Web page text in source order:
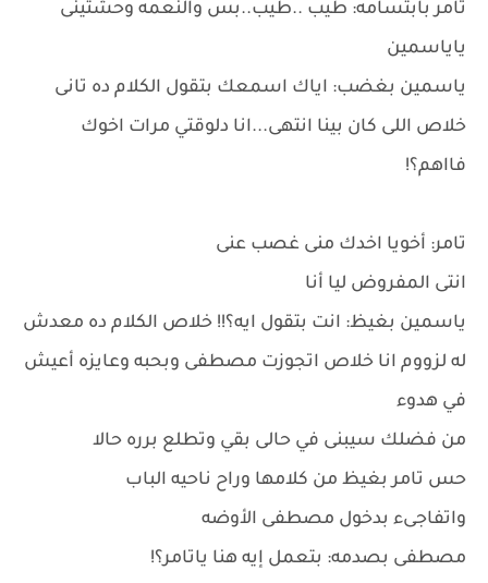
تامر بابتسامه: طيب ..طيب..بس والنعمه وحشتينى
ياياسمين
ياسمين بغضب: اياك اسمعك بتقول الكلام ده تانى
خلاص اللى كان بينا انتهى...انا دلوقتي مرات اخوك
فااهم؟!
تامر: أخويا اخدك منى غصب عنى
انتى المفروض ليا أنا
ياسمين بغيظ: انت بتقول ايه؟!! خلاص الكلام ده معدش
له لزووم انا خلاص اتجوزت مصطفى وبحبه وعايزه أعيش
في هدوء
من فضلك سيبنى في حالى بقي وتطلع برره حالا
حس تامر بغيظ من كلامها وراح ناحيه الباب
واتفاجىء بدخول مصطفى الأوضه
مصطفى بصدمه: بتعمل إيه هنا ياتامر؟!